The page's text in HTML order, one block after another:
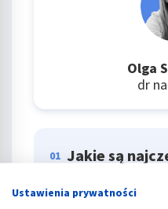
Olga
dr
01 Jakie są
Ustawienia prywatności